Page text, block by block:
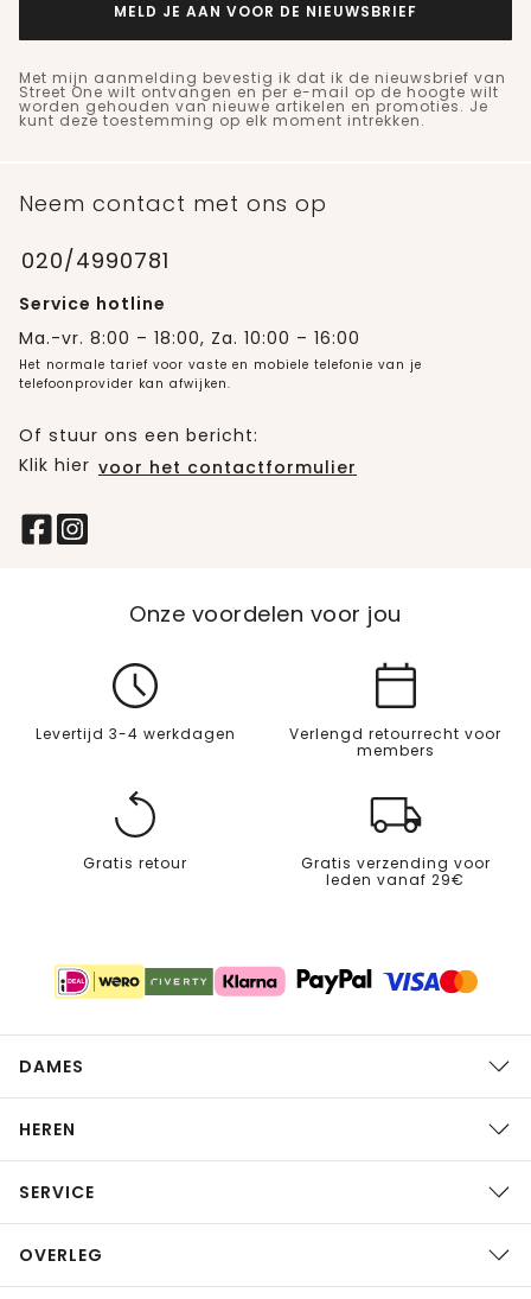
MELD JE AAN VOOR DE NIEUWSBRIEF
Met mijn aanmelding bevestig ik dat ik de nieuwsbrief van
Street One wilt ontvangen en per e-mail op de hoogte wilt
worden gehouden van nieuwe artikelen en promoties. Je
kunt deze toestemming op elk moment intrekken.
Neem contact met ons op
020/4990781
Service hotline
Ma.-vr. 8:00 – 18:00, Za. 10:00 – 16:00
Het normale tarief voor vaste en mobiele telefonie van je
telefoonprovider kan afwijken.
Of stuur ons een bericht:
Klik hier voor het contactformulier
Onze voordelen voor jou
Levertijd 3-4 werkdagen
Verlengd retourrecht voor
members
Gratis retour
Gratis verzending voor
leden vanaf 29€
DAMES
HEREN
SERVICE
OVERLEG